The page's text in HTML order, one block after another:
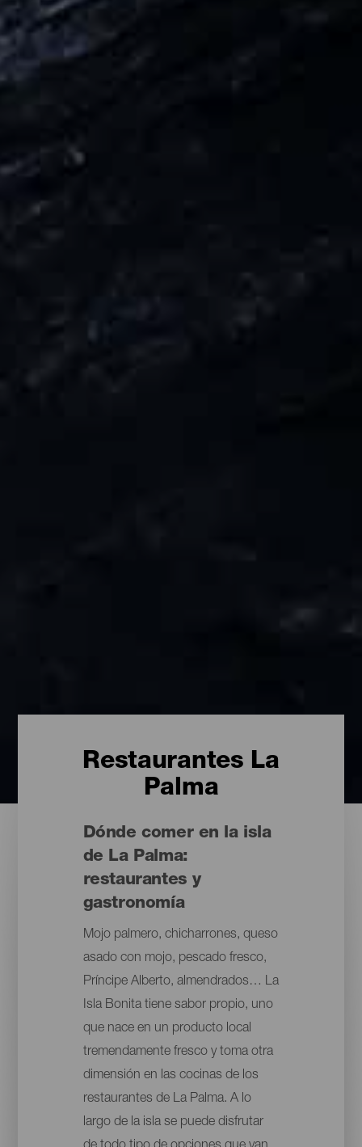
Restaurantes La
Palma
Dónde comer en la isla
de La Palma:
restaurantes y
gastronomía
Mojo palmero, chicharrones, queso
asado con mojo, pescado fresco,
Príncipe Alberto, almendrados… La
Isla Bonita tiene sabor propio, uno
que nace en un producto local
tremendamente fresco y toma otra
dimensión en las cocinas de los
restaurantes de La Palma. A lo
largo de la isla se puede disfrutar